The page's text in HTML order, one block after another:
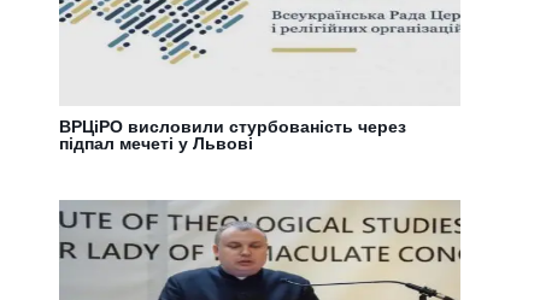
ВРЦіРО висловили стурбованість через
підпал мечеті у Львові